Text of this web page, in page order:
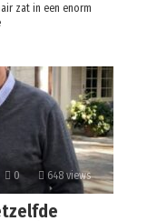
zat in een enorm
0 648 views